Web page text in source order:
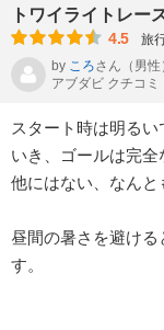
トワイライトレー
4.5
旅
by ころさん （男性
アブダビ クチコミ
スタート時は明る
いき、ゴールは完全
他にはない、なんと
昼間の暑さを避け
す。